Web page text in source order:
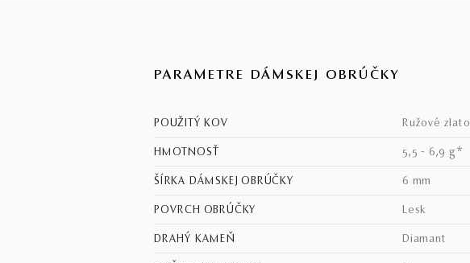
PARAMETRE DÁMSKEJ OBRÚČKY
POUŽITÝ KOV ružové zlato
HMOTNOSŤ 5,5 - 6,9 g*
ŠÍRKA DÁMSKEJ OBRÚČKY 6 mm
POVRCH OBRÚČKY lesk
DRAHÝ KAMEŇ diamant